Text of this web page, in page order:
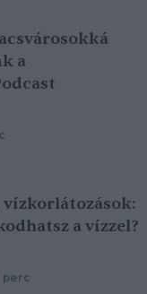
a
a vízzel?
perc